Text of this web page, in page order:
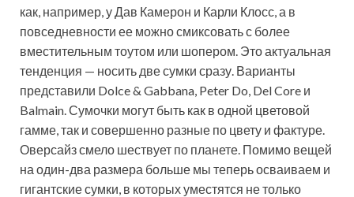
как, например, у Дав Камерон и Карли Клосс, а в
повседневности ее можно смиксовать с более
вместительным тоутом или шопером. Это актуальная
тенденция — носить две сумки сразу. Варианты
представили Dolce & Gabbana, Peter Do, Del Core и
Balmain. Сумочки могут быть как в одной цветовой
гамме, так и совершенно разные по цвету и фактуре.
Оверсайз смело шествует по планете. Помимо вещей
на один-два размера больше мы теперь осваиваем и
гигантские сумки, в которых уместятся не только